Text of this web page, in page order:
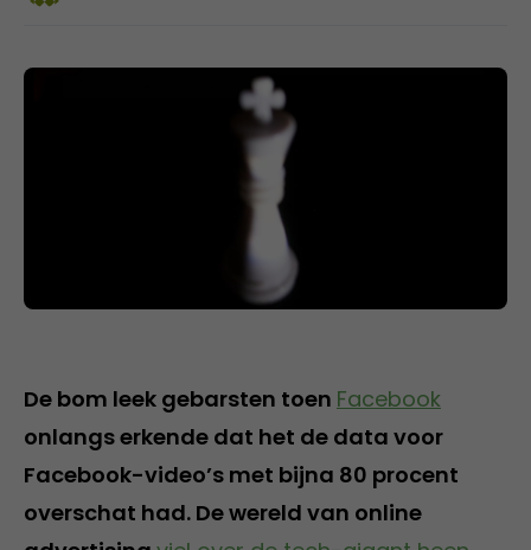
De bom leek gebarsten toen Facebook
onlangs erkende dat het de data voor
Facebook-video’s met bijna 80 procent
overschat had. De wereld van online